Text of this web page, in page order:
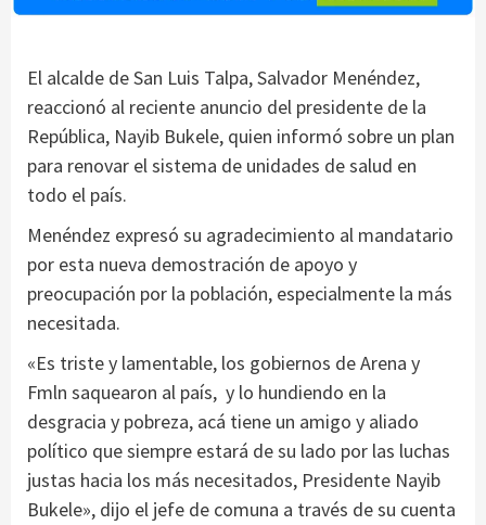
El alcalde de San Luis Talpa, Salvador Menéndez,
reaccionó al reciente anuncio del presidente de la
República, Nayib Bukele, quien informó sobre un plan
para renovar el sistema de unidades de salud en
todo el país.
Menéndez expresó su agradecimiento al mandatario
por esta nueva demostración de apoyo y
preocupación por la población, especialmente la más
necesitada.
«Es triste y lamentable, los gobiernos de Arena y
Fmln saquearon al país, y lo hundiendo en la
desgracia y pobreza, acá tiene un amigo y aliado
político que siempre estará de su lado por las luchas
justas hacia los más necesitados, Presidente Nayib
Bukele», dijo el jefe de comuna a través de su cuenta